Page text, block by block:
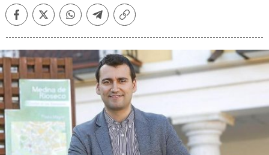
FacebookTwitterWhatsappTelegramCopiar